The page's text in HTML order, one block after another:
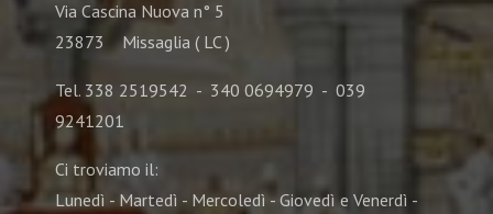
Via Cascina Nuova n° 5
23873 Missaglia ( LC )
Tel. 338 2519542 - 340 0694979 - 039
9241201
Ci troviamo il:
Lunedì - Martedì - Mercoledì - Giovedì e Venerdì -